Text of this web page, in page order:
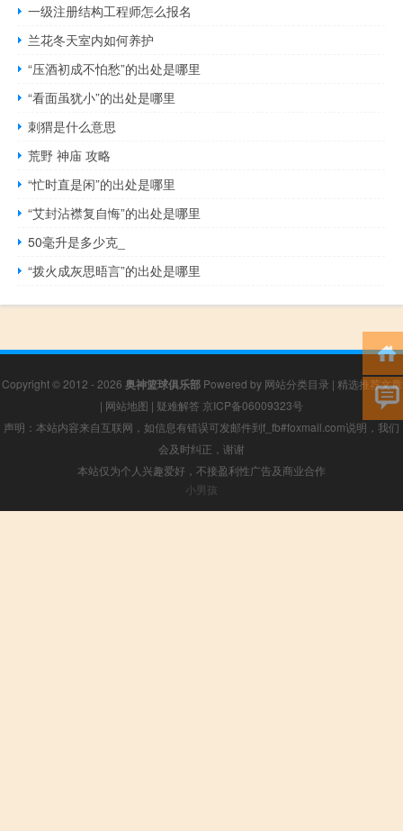
一级注册结构工程师怎么报名
兰花冬天室内如何养护
“压酒初成不怕愁”的出处是哪里
“看面虽犹小”的出处是哪里
刺猬是什么意思
荒野 神庙 攻略
“忙时直是闲”的出处是哪里
“艾封沾襟复自悔”的出处是哪里
50毫升是多少克_
“拨火成灰思晤言”的出处是哪里
Copyright © 2012 - 2026 奥神篮球俱乐部Powered by 网站分类目录 | 精选推荐文章
| 网站地图 | 疑难解答 京ICP备06009323号
声明：本站内容来自互联网，如信息有错误可发邮件到f_fb#foxmail.com说明，我们
会及时纠正，谢谢
本站仅为个人兴趣爱好，不接盈利性广告及商业合作
小男孩